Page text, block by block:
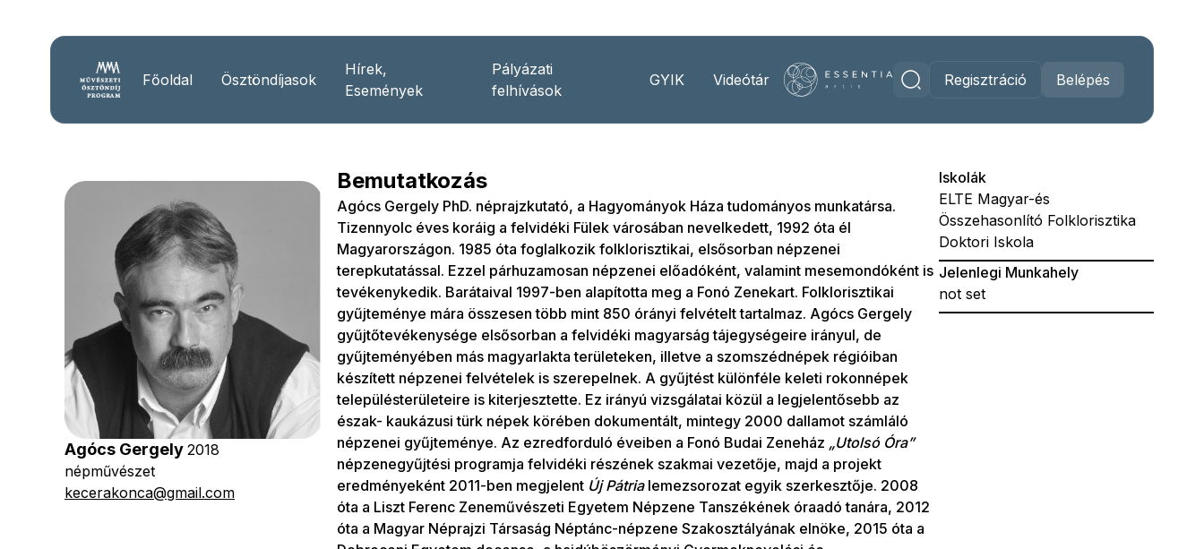
Főoldal Ösztöndíjasok
Hírek,
Események
Pályázati
felhívások
GYIK Videótár Regisztráció Belépés
Agócs Gergely 2018
népművészet
kecerakonca@gmail.com
Bemutatkozás
Agócs Gergely PhD. néprajzkutató, a Hagyományok Háza tudományos munkatársa.
Tizennyolc éves koráig a felvidéki Fülek városában nevelkedett, 1992 óta él
Magyarországon. 1985 óta foglalkozik folklorisztikai, elsősorban népzenei
terepkutatással. Ezzel párhuzamosan népzenei előadóként, valamint mesemondóként is
tevékenykedik. Barátaival 1997-ben alapította meg a Fonó Zenekart. Folklorisztikai
gyűjteménye mára összesen több mint 850 órányi felvételt tartalmaz. Agócs Gergely
gyűjtőtevékenysége elsősorban a felvidéki magyarság tájegységeire irányul, de
gyűjteményében más magyarlakta területeken, illetve a szomszédnépek régióiban
készített népzenei felvételek is szerepelnek. A gyűjtést különféle keleti rokonnépek
településterületeire is kiterjesztette. Ez irányú vizsgálatai közül a legjelentősebb az
észak- kaukázusi türk népek körében dokumentált, mintegy 2000 dallamot számláló
népzenei gyűjteménye. Az ezredforduló éveiben a Fonó Budai Zeneház „Utolsó Óra”
népzenegyűjtési programja felvidéki részének szakmai vezetője, majd a projekt
eredményeként 2011-ben megjelent Új Pátrialemezsorozat egyik szerkesztője. 2008
óta a Liszt Ferenc Zeneművészeti Egyetem Népzene Tanszékének óraadó tanára, 2012
óta a Magyar Néprajzi Társaság Néptánc-népzene Szakosztályának elnöke, 2015 óta a
Iskolák
ELTE Magyar-és
Összehasonlító Folklorisztika
Doktori Iskola
Jelenlegi Munkahely
not set